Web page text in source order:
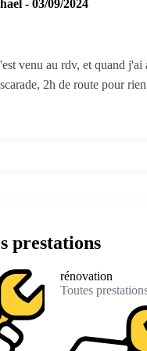
prestations
rénovation
Toutes
- 03/09/2024
venu au rdv, et quand
2h de route pour